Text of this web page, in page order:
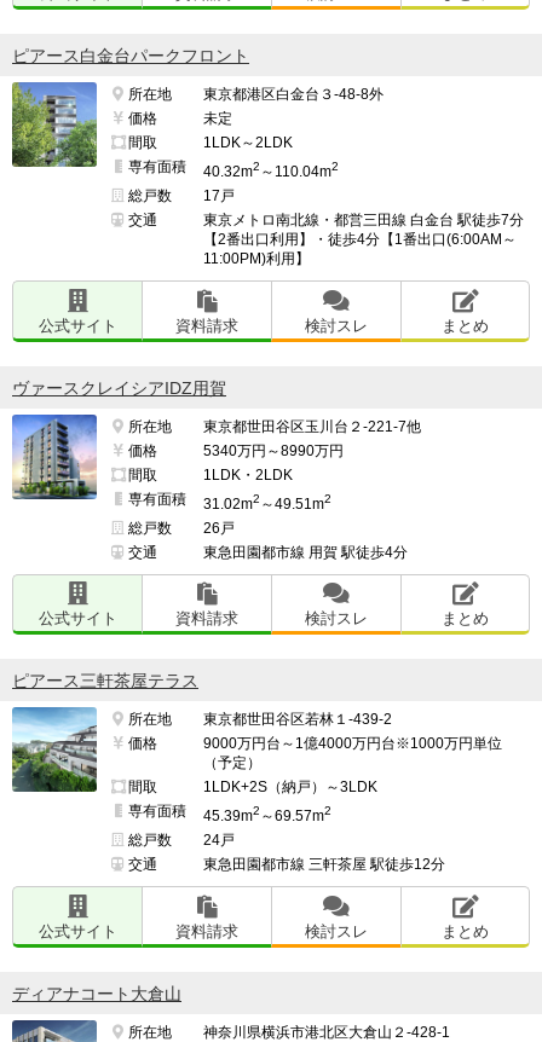
ピアース白金台パークフロント
所在地
東京都港区白金台３-48-8外
価格
未定
間取
1LDK～2LDK
専有面積
40.32m2 ～110.04m2
総戸数
17戸
交通
東京メトロ南北線・都営三田線 白金台 駅徒歩7分
【2番出口利用】・徒歩4分【1番出口(6:00AM～
11:00PM)利用】
公式サイト 資料請求 検討スレ まとめ
ヴァースクレイシアIDZ用賀
所在地
東京都世田谷区玉川台２-221-7他
価格
5340万円～8990万円
間取
1LDK・2LDK
専有面積
31.02m2 ～49.51m2
総戸数
26戸
交通
東急田園都市線 用賀 駅徒歩4分
公式サイト 資料請求 検討スレ まとめ
ピアース三軒茶屋テラス
所在地
東京都世田谷区若林１-439-2
価格
9000万円台～1億4000万円台※1000万円単位
（予定）
間取
1LDK+2S（納戸）～3LDK
専有面積
45.39m2 ～69.57m2
総戸数
24戸
交通
東急田園都市線 三軒茶屋 駅徒歩12分
公式サイト 資料請求 検討スレ まとめ
ディアナコート大倉山
所在地
神奈川県横浜市港北区大倉山２-428-1